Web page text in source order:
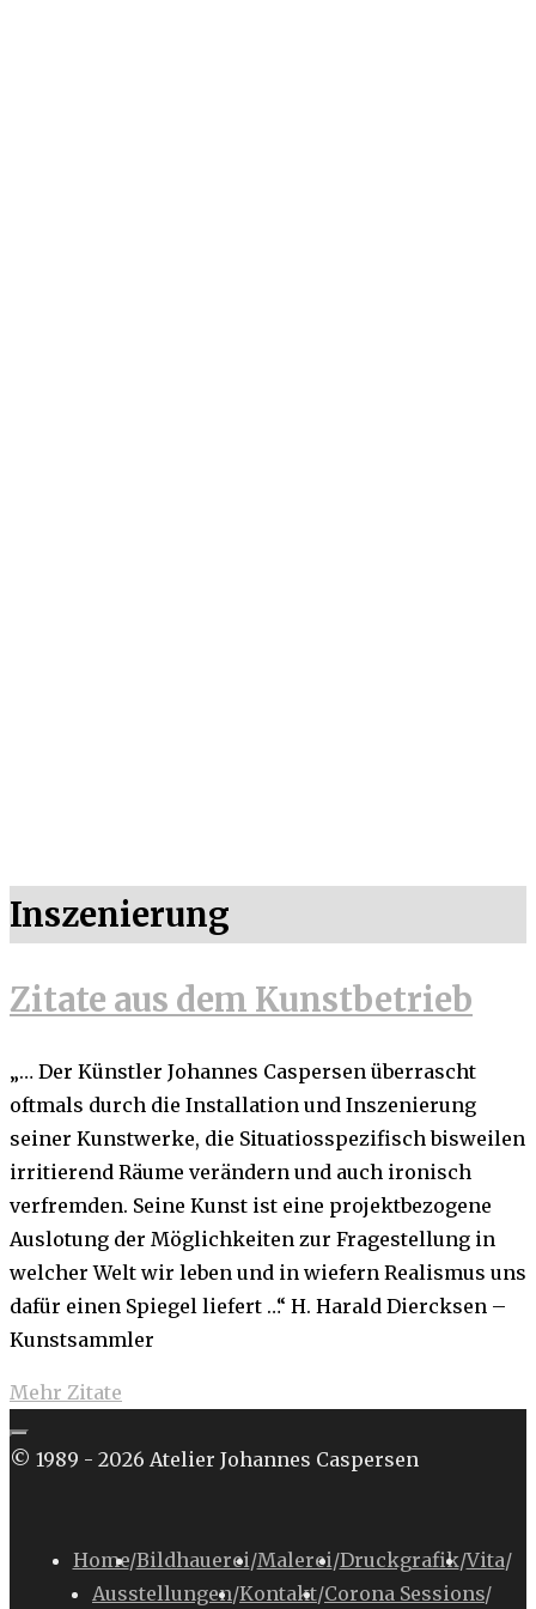
Inszenierung
Zitate aus dem Kunstbetrieb
„… Der Künstler Johannes Caspersen überrascht
oftmals durch die Installation und Inszenierung
seiner Kunstwerke, die Situatiosspezifisch bisweilen
irritierend Räume verändern und auch ironisch
verfremden. Seine Kunst ist eine projektbezogene
Auslotung der Möglichkeiten zur Fragestellung in
welcher Welt wir leben und in wiefern Realismus uns
dafür einen Spiegel liefert …“ H. Harald Diercksen –
Kunstsammler
Mehr Zitate
dem
© 1989 - 2026 Atelier Johannes Caspersen
Home/Bildhauerei/Malerei/Druckgrafik/Vita/
Ausstellungen/Kontakt/Corona Sessions/